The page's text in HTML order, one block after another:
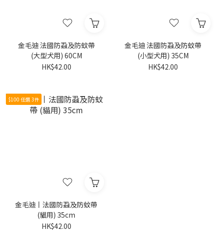
金毛迪 法國防蝨及防蚊帶
(大型犬用) 60CM
HK$42.00
金毛迪 法國防蝨及防蚊帶
(小型犬用) 35CM
HK$42.00
$100 任選 3件
金毛迪丨法國防蝨及防蚊帶
(貓用) 35cm
HK$42.00